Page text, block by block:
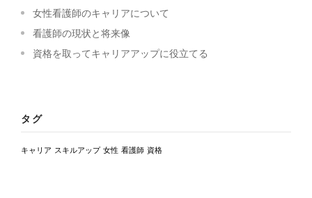
女性看護師のキャリアについて
看護師の現状と将来像
資格を取ってキャリアアップに役立てる
タグ
キャリア スキルアップ 女性 看護師 資格